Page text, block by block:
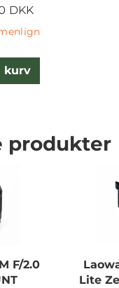
DKK
kurv
produkter
F/2.0
Lite